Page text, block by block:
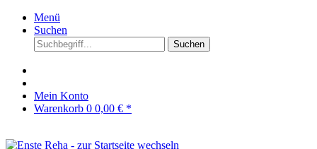
Menü
Suchen
Suchen
Mein Konto
Warenkorb 0 0,00 € *